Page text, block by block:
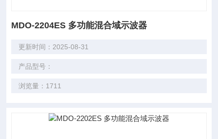
MDO-2204ES 多功能混合域示波器
更新时间：2025-08-31
产品型号：
浏览量：1711